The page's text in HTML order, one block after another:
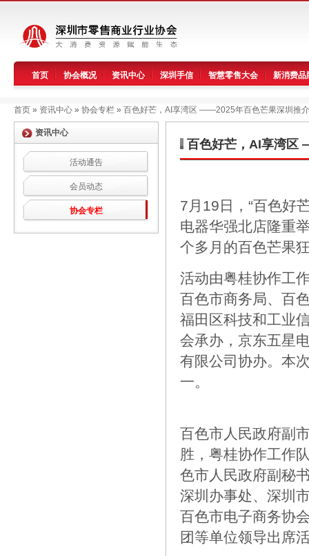
首页 协会概况 资讯中心 深圳手信 智慧零售大会 新消费品
首页 » 资讯中心 » 协会专栏 » 百色好芒，AI享湾区 ——2025年百色芒果深圳推
资讯中心
活动通告
会员动态
协会专栏
百色好芒，AI享湾区
7月19日，“百色好
电器华强北店隆重
个多月的百色芒果
活动由粤桂协作工
百色市商务局、百
福田区科技和工业
会承办，京东五星
有限公司协办。本
一。
百色市人民政府副
胜，粤桂协作工作
色市人民政府副秘
深圳办事处、深圳
百色市电子商务协
团等单位领导出席